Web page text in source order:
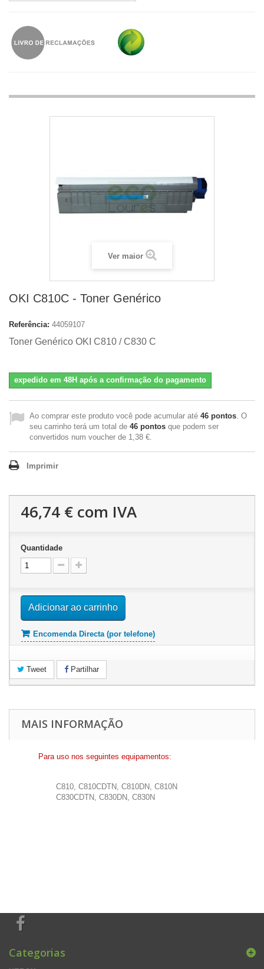
Ver maior
OKI C810C - Toner Genérico
Referência: 44059107
Toner Genérico OKI C810 / C830 C
expedido em 48H após a confirmação do pagamento
Ao comprar este produto você pode acumular até 46 pontos. O
seu carrinho terá um total de 46 pontos que podem ser
convertidos num voucher de 1,38 €.
Imprimir
46,74 € com IVA
Quantidade
Adicionar ao carrinho
Encomenda Directa (por telefone)
Tweet Partilhar
MAIS INFORMAÇÃO
Para uso nos seguintes equipamentos:
C810, C810CDTN, C810DN, C810N
C830CDTN, C830DN, C830N
Categorias